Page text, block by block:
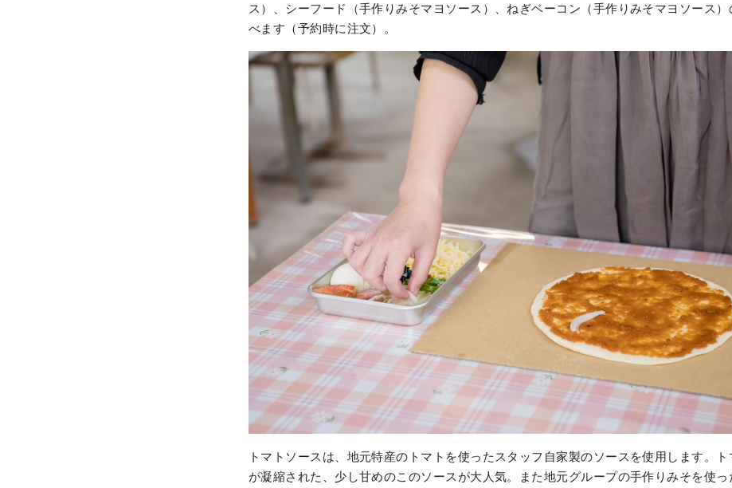
ス）、シーフード（手作りみそマヨソース）、ねぎベーコン（手作りみそマヨソース
べます（予約時に注文）。
トマトソースは、地元特産のトマトを使ったスタッフ自家製のソースを使用します。ト
が凝縮された、少し甘めのこのソースが大人気。また地元グループの手作りみそを使っ